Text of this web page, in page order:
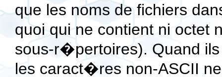
que les noms de fichiers
quoi qui ne contient ni
sous-r�pertoires). Quand
les caract�res non-ASCII